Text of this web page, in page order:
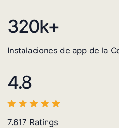
320k+
Instalaciones de app de la
4.8
7.617 Ratings